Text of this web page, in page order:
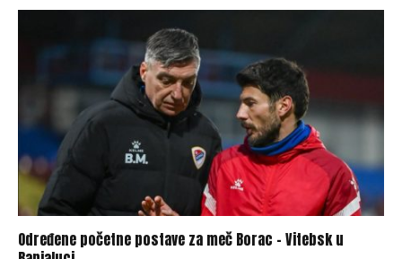
Određene početne postave za meč Borac – Vitebsk u